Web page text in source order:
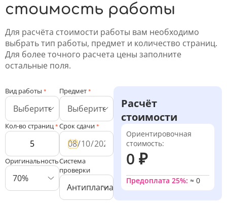
стоимость работы
Для расчёта стоимости работы вам необходимо
выбрать тип работы, предмет и количество страниц.
Для более точного расчета цены заполните
остальные поля.
Вид работы * Предмет *
Кол-во страниц * Срок сдачи *
Оригинальность
70%
Система
проверки
Антиплагиат ВУЗ
Расчёт
стоимости
Ориентировочная
стоимость:
0 ₽
Предоплата 25%: ≈ 0